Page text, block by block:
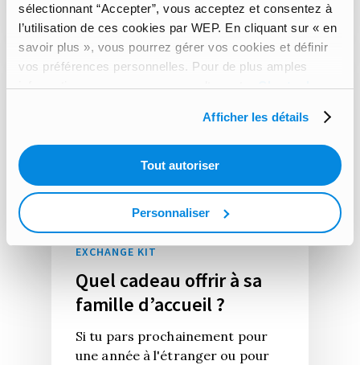
sélectionnant “Accepter”, vous acceptez et consentez à
l’utilisation de ces cookies par WEP. En cliquant sur « en
savoir plus », vous pourrez gérer vos cookies et définir
vos préférences personnelles. Pour de plus amples
informations, vous pouvez consulter notreCharte de
Afficher les détails
Tout autoriser
Personnaliser
EXCHANGE KIT
Quel cadeau offrir à sa
famille d’accueil ?
Si tu pars prochainement pour
une année à l'étranger ou pour